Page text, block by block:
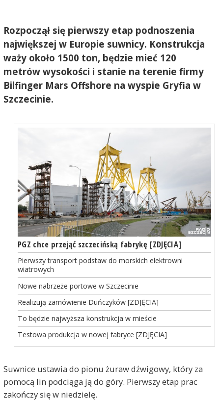
Rozpoczął się pierwszy etap podnoszenia
największej w Europie suwnicy. Konstrukcja
waży około 1500 ton, będzie mieć 120
metrów wysokości i stanie na terenie firmy
Bilfinger Mars Offshore na wyspie Gryfia w
Szczecinie.
PGZ chce przejąć szczecińską fabrykę [ZDJĘCIA]
Pierwszy transport podstaw do morskich elektrowni
wiatrowych
Nowe nabrzeże portowe w Szczecinie
Realizują zamówienie Duńczyków [ZDJĘCIA]
To będzie najwyższa konstrukcja w mieście
Testowa produkcja w nowej fabryce [ZDJĘCIA]
Suwnice ustawia do pionu żuraw dźwigowy, który za
pomocą lin podciąga ją do góry. Pierwszy etap prac
zakończy się w niedzielę.